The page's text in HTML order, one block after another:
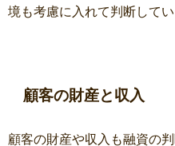
境も考慮に入れて判断してい
顧客の財産と収入
顧客の財産や収入も融資の